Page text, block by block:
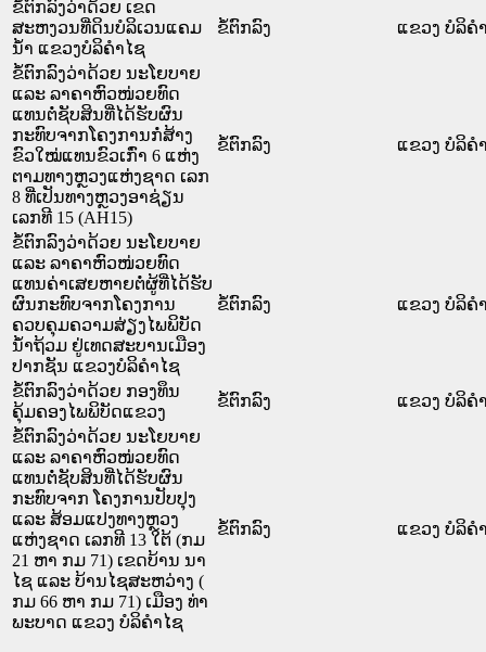
ຂໍ້ຕົກລົງວ່າດ້ວຍ ເຂດ
ສະຫງວນທີ່ດິນບໍລິເວນແຄມ
ນ້ຳ ແຂວງບໍລິຄຳໄຊ
ຂໍ້ຕົກລົງ ແຂວງ ບໍລິຄໍ
ຂໍ້ຕົກລົງວ່າດ້ວຍ ນະໂຍບາຍ
ແລະ ລາຄາຫົວໜ່ວຍທົດ
ແທນຕໍ່ຊັບສິນທີ່ໄດ້ຮັບຜົນ
ກະທົບຈາກໂຄງການກໍ່ສ້າງ
ຂົວໃໝ່ແທນຂົວເກົ່າ 6 ແຫ່ງ
ຕາມທາງຫຼວງແຫ່ງຊາດ ເລກ
8 ທີ່ເປັນທາງຫຼວງອາຊ່ຽນ
ເລກທີ 15 (AH15)
ຂໍ້ຕົກລົງ ແຂວງ ບໍລິຄໍ
ຂໍ້ຕົກລົງວ່າດ້ວຍ ນະໂຍບາຍ
ແລະ ລາຄາຫົວໜ່ວຍທົດ
ແທນຄ່າເສຍຫາຍຕໍ່ຜູ້ທີ່ໄດ້ຮັບ
ຜົນກະທົບຈາກໂຄງການ
ຄວບຄຸມຄວາມສ່ຽງໄພພິບັດ
ນ້ຳຖ້ວມ ຢູ່ເທດສະບານເມືອງ
ປາກຊັນ ແຂວງບໍລິຄຳໄຊ
ຂໍ້ຕົກລົງ ແຂວງ ບໍລິຄໍ
ຂໍ້ຕົກລົງວ່າດ້ວຍ ກອງທຶນ
ຄຸ້ມຄອງໄພພິບັດແຂວງ
ຂໍ້ຕົກລົງ
ແຂວງ ບໍລິຄໍ
ຂໍ້ຕົກລົງວ່າດ້ວຍ ນະໂຍບາຍ
ແລະ ລາຄາຫົວໜ່ວຍທົດ
ແທນຕໍ່ຊັບສິນທີ່ໄດ້ຮັບຜົນ
ກະທົບຈາກ ໂຄງການປັບປຸງ
ແລະ ສ້ອມແປງທາງຫຼວງ
ແຫ່ງຊາດ ເລກທີ 13 ໃຕ້ (ກມ
21 ຫາ ກມ 71) ເຂດບ້ານ ນາ
ໄຊ ແລະ ບ້ານໄຊສະຫວ່າງ (
ກມ 66 ຫາ ກມ 71) ເມືອງ ທ່າ
ພະບາດ ແຂວງ ບໍລິຄຳໄຊ
ຂໍ້ຕົກລົງ ແຂວງ ບໍລິຄໍ